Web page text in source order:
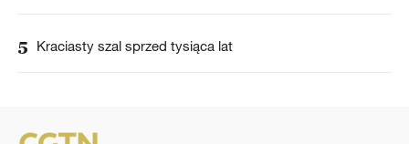
5 Kraciasty szal sprzed tysiąca lat